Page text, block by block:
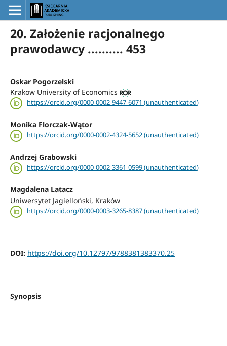
20. Założenie racjonalnego
prawodawcy .......... 453
Oskar Pogorzelski
Krakow University of Economics
https://orcid.org/0000-0002-9447-6071 (unauthenticated)
Monika Florczak-Wątor
https://orcid.org/0000-0002-4324-5652 (unauthenticated)
Andrzej Grabowski
https://orcid.org/0000-0002-3361-0599 (unauthenticated)
Magdalena Latacz
Uniwersytet Jagielloński, Kraków
https://orcid.org/0000-0003-3265-8387 (unauthenticated)
DOI: https://doi.org/10.12797/9788381383370.25
Synopsis